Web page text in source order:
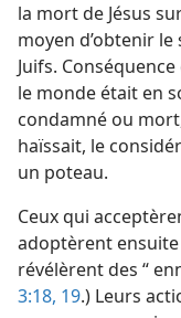
la mort de Jésus
moyen d’obtenir
Juifs.
le monde était en
condamné ou
haïssait, le
un poteau.
Ceux qui
adoptèrent
révélèrent des “
3:18, 19.) Leurs